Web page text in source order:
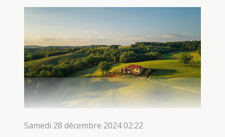
Samedi 28 décembre 2024 02:22